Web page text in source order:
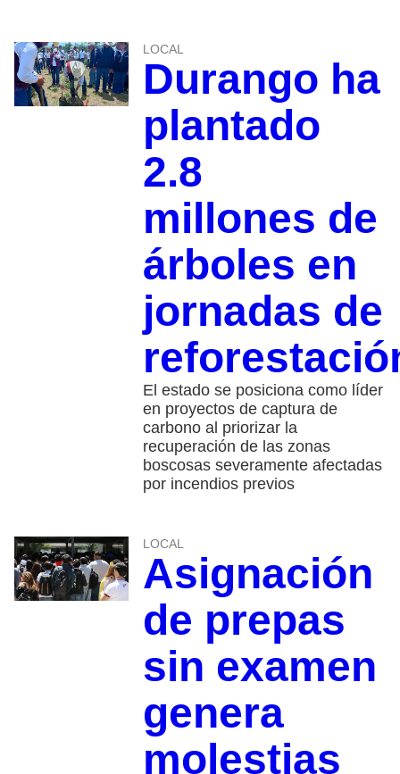
LOCAL
Durango ha
plantado
2.8
millones de
árboles en
jornadas de
El estado se posiciona como líder
en proyectos de captura de
carbono al priorizar la
recuperación de las zonas
boscosas severamente afectadas
por incendios previos
LOCAL
Asignación
de prepas
sin examen
genera
molestias